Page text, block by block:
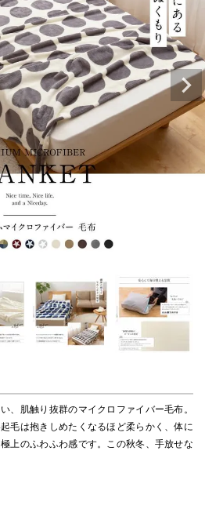
、肌触り抜群のマイクロファイバー毛布。
毛は抱きしめたくなるほど柔らかく、体に
上のふわふわ感です。この秋冬、手放せな